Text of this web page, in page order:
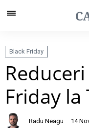
Black Friday
Friday la
Radu Neagu 14